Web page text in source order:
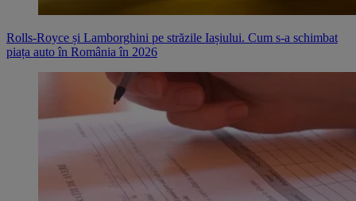
Rolls-Royce și Lamborghini pe străzile Iașiului. Cum s-a schimbat
piața auto în România în 2026